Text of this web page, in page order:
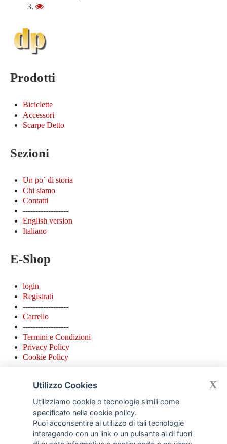
Prodotti
Biciclette
Accessori
Scarpe Detto
Sezioni
Un po´ di storia
Chi siamo
Contatti
------------------
English version
Italiano
E-Shop
login
Registrati
------------------
Carrello
------------------
Termini e Condizioni
Privacy Policy
Cookie Policy
Contatti
Detto Pietro Store
Via Lazzaro Palazzi 19 ( ingresso da Via Settala 5) - 20124 -
Milano - Italy
Utilizzo Cookies
Utilizziamo cookie o tecnologie simili come
specificato nellacookie policy.
Puoi acconsentire al utilizzo di tali tecnologie
interagendo con un link o un pulsante al di fuori
X